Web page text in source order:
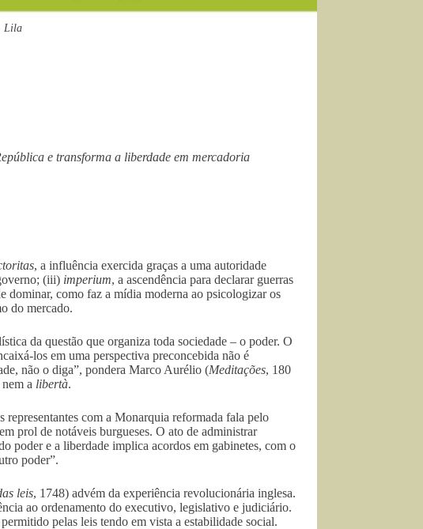
Lila
e transforma a liberdade em mercadoria
, a influência exercida graças a uma autoridade
(iii) imperium, a ascendência para declarar guerras
dominar, como faz a mídia moderna ao psicologizar os
do mercado.
da questão que organiza toda sociedade – o poder. O
los em uma perspectiva preconcebida não é
não o diga”, pondera Marco Aurélio (Meditações, 180
a libertà.
representantes com a Monarquia reformada fala pelo
prol de notáveis burgueses. O ato de administrar
poder e a liberdade implica acordos em gabinetes, com o
poder”.
leis, 1748) advém da experiência revolucionária inglesa.
ao ordenamento do executivo, legislativo e judiciário.
pelas leis tendo em vista a estabilidade social.